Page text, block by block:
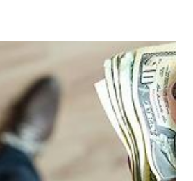
요양인정 신청을 통해 장기요양등급 판정
급 인정 신청 전 먼저 신청 자격에 부합하
기요양인정 신청자격 ➡ ✔ 의료급여 수급권
상 / 만 65세가 넘지 않았어도 노인성 질
다. 노인성 질병의 종류는 생각보다 다양합